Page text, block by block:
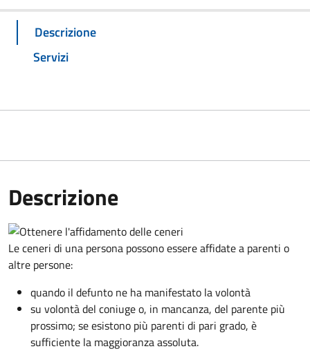
Descrizione
Servizi
Descrizione
Le ceneri di una persona possono essere affidate a parenti o
altre persone:
quando il defunto ne ha manifestato la volontà
su volontà del coniuge o, in mancanza, del parente più
prossimo; se esistono più parenti di pari grado, è
sufficiente la maggioranza assoluta.